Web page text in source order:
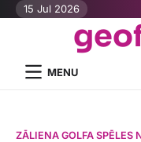
Skip15 Jul 2026
MENU
ZĀLIENA GOLFA SPĒLES